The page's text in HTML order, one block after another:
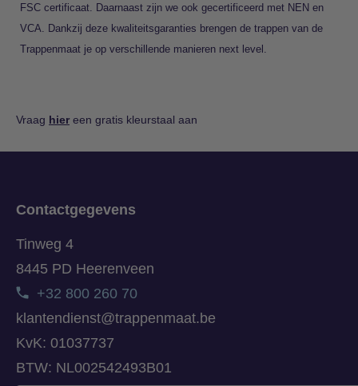
FSC certificaat. Daarnaast zijn we ook gecertificeerd met NEN en
VCA. Dankzij deze kwaliteitsgaranties brengen de trappen van de
Trappenmaat je op verschillende manieren next level.
Vraag hier een gratis kleurstaal aan
Contactgegevens
Tinweg 4
8445 PD Heerenveen
+32 800 260 70
klantendienst@trappenmaat.be
KvK: 01037737
BTW: NL002542493B01